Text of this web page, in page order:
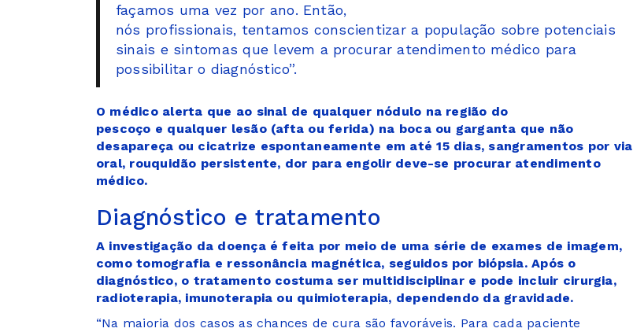
façamos uma vez por ano. Então,
nós profissionais, tentamos conscientizar a população sobre potenciais
sinais e sintomas que levem a procurar atendimento médico para
possibilitar o diagnóstico”.
O médico alerta que ao sinal de qualquer nódulo na região do
pescoço e qualquer lesão (afta ou ferida) na boca ou garganta que não
desapareça ou cicatrize espontaneamente em até 15 dias, sangramentos por via
oral, rouquidão persistente, dor para engolir deve-se procurar atendimento
médico.
Diagnóstico e tratamento
A investigação da doença é feita por meio de uma série de exames de imagem,
como tomografia e ressonância magnética, seguidos por biópsia. Após o
diagnóstico, o tratamento costuma ser multidisciplinar e pode incluir cirurgia,
radioterapia, imunoterapia ou quimioterapia, dependendo da gravidade.
“Na maioria dos casos as chances de cura são favoráveis. Para cada paciente